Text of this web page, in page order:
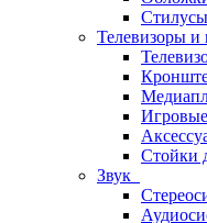
Стилусы
Телевизоры и
Стойки
Звук